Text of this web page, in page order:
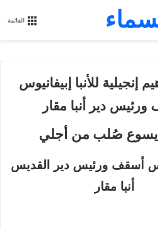
القائمة
إنجيلية للأنبا إبيفانيوس
ورئيس دير أنبا مقار
يسوع صُلب من أجلي
أسقف ورئيس دير القديس
أنبا مقار